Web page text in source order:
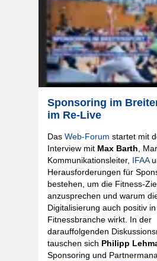
Sponsoring im
im Re-Live
Das Web-Forum startet mit
Interview mit Max Barth ,
Kommunikationsleiter, IFAA
Herausforderungen für
bestehen, um die Fitness-
anzusprechen und warum
Digitalisierung auch positiv
Fitnessbranche wirkt. In der
darauffolgenden
tauschen sich Philipp
Sponsoring und